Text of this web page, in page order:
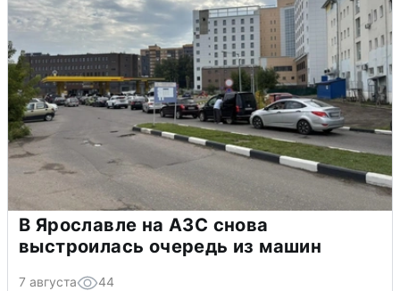
В Ярославле на АЗС снова
выстроилась очередь из машин
7 августа 44